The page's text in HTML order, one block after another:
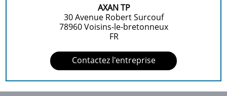
AXAN TP
30 Avenue Robert Surcouf
78960Voisins-le-bretonneux
FR
Contactez l'entreprise